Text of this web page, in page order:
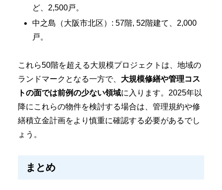
ど、2,500戸。
中之島（大阪市北区）: 57階, 52階建て、2,000
戸。
これら50階を超える大規模プロジェクトは、地域の
ランドマークとなる一方で、 大規模修繕や管理コス
トの面では前例の少ない領域に入ります。2025年以
降にこれらの物件を検討する場合は、管理規約や修
繕積立金計画をより慎重に確認する必要があるでし
ょう。
まとめ